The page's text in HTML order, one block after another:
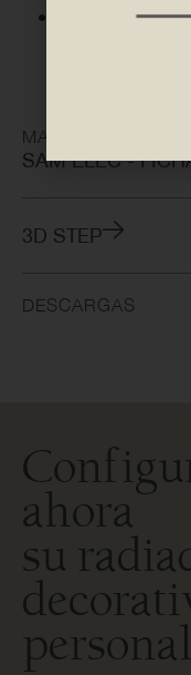
DESCUBRE
MATERIAL ÚTIL
SAM ELEC -
3D STEP
DESCARGAS
ahora
su